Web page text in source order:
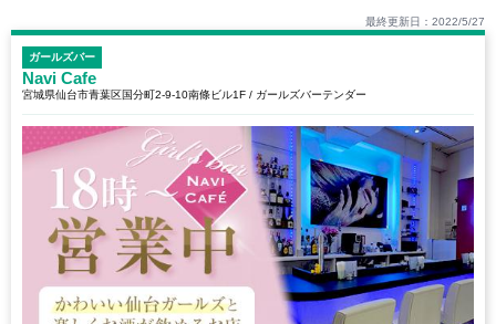
最終更新日：2022/5/27
ガールズバー
Navi Cafe
宮城県仙台市青葉区国分町2-9-10南條ビル1F / ガールズバーテンダー